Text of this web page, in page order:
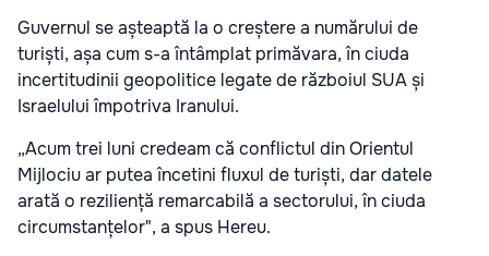
Guvernul se așteaptă la o creștere a numărului de
turiști, așa cum s-a întâmplat primăvara, în ciuda
incertitudinii geopolitice legate de războiul SUA și
Israelului împotriva Iranului.
„Acum trei luni credeam că conflictul din Orientul
Mijlociu ar putea încetini fluxul de turiști, dar datele
arată o reziliență remarcabilă a sectorului, în ciuda
circumstanțelor", a spus Hereu.